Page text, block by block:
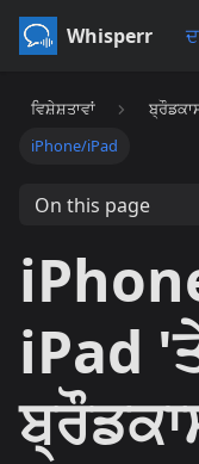
Whisperr
ਵਿਸ਼ੇਸ਼ਤਾਵਾਂ
iPhone/iPad
On this page
iPad